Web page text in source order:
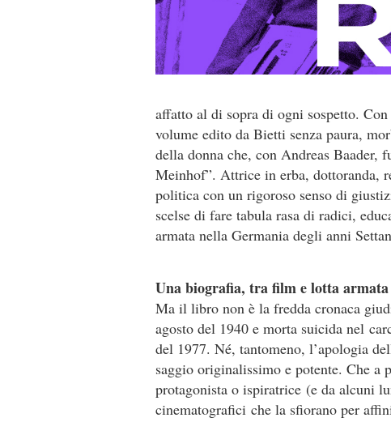
affatto al di sopra di ogni sospetto.
volume edito da Bietti senza paura,
della donna che, con Andreas Baader,
Meinhof”. Attrice in erba, dottoranda,
politica con un rigoroso senso di
scelse di fare tabula rasa di radici,
armata nella Germania degli anni
Una biografia, tra film e lotta armata
Ma il libro non è la fredda cronaca
agosto del 1940 e morta suicida nel
del 1977. Né, tantomeno, l’apologia
saggio originalissimo e potente. Che a
protagonista o ispiratrice (e da alcuni
cinematografici che la sfiorano per